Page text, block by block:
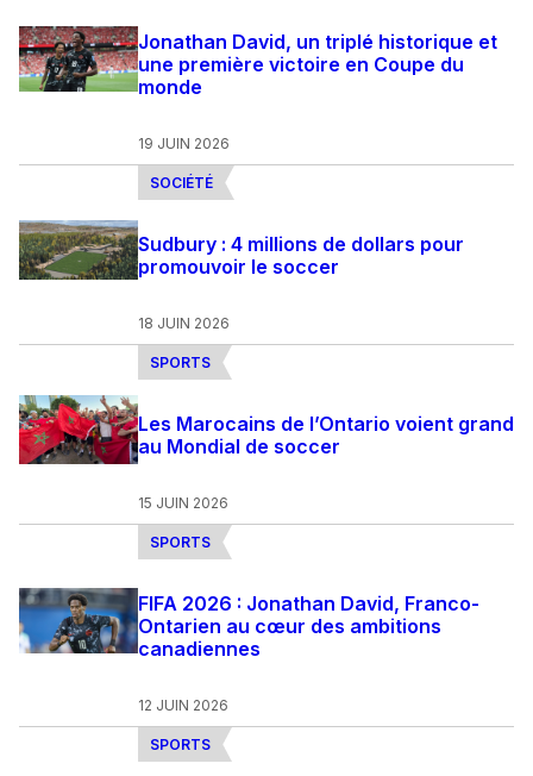
Jonathan David, un triplé historique et
une première victoire en Coupe du
monde
19 JUIN 2026
SOCIÉTÉ
Sudbury : 4 millions de dollars pour
promouvoir le soccer
18 JUIN 2026
SPORTS
Les Marocains de l’Ontario voient grand
au Mondial de soccer
15 JUIN 2026
SPORTS
FIFA 2026 : Jonathan David, Franco-
Ontarien au cœur des ambitions
canadiennes
12 JUIN 2026
SPORTS